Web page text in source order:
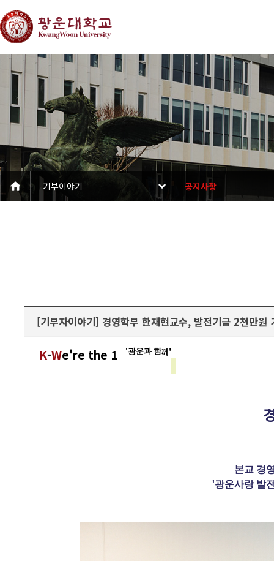
기부이야기 공지사항
[기부자이야기] 경영학부 한재현교수, 발전기금 2천만원
K-We're the 1 '광운과 함께'
본교 경
'광운사랑 발